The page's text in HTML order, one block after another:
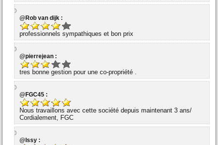
@Rob van dijk :
professionnels sympathiques et bon prix
@pierrejean :
tres bonne gestion pour une co-propriété .
@FGC45 :
Nous travaillons avec cette société depuis maintenant 3 ans/
Cordialement, FGC
@Issy :